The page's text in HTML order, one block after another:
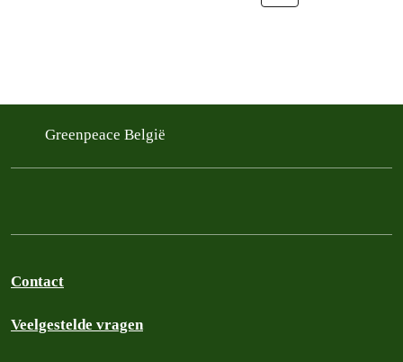
Greenpeace België
Contact
Veelgestelde vragen